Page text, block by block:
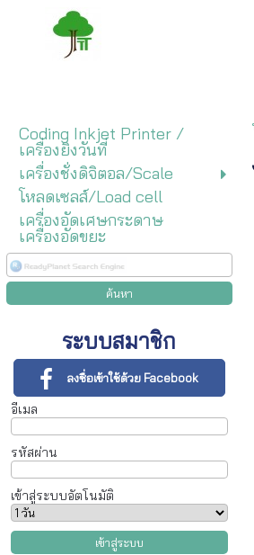
Coding Inkjet Printer /
เครื่องยิงวันที่
เครื่องชั่งดิจิตอล/Scale
โหลดเซลส์/Load cell
เครื่องอัดเศษกระดาษ
เครื่องอัดขยะ
ระบบสมาชิก
ลงชื่อเข้าใช้ด้วย Facebook
อีเมล
รหัสผ่าน
เข้าสู่ระบบอัตโนมัติ